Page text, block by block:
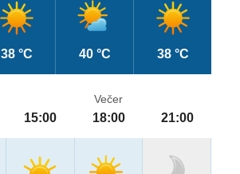
38 °C 40 °C 38 °C
15:00
Večer
18:00 21:00